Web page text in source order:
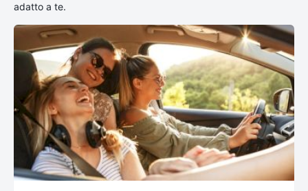
adatto a te.